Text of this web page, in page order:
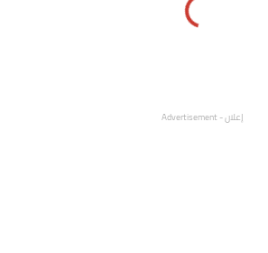
إعلان - Advertisement